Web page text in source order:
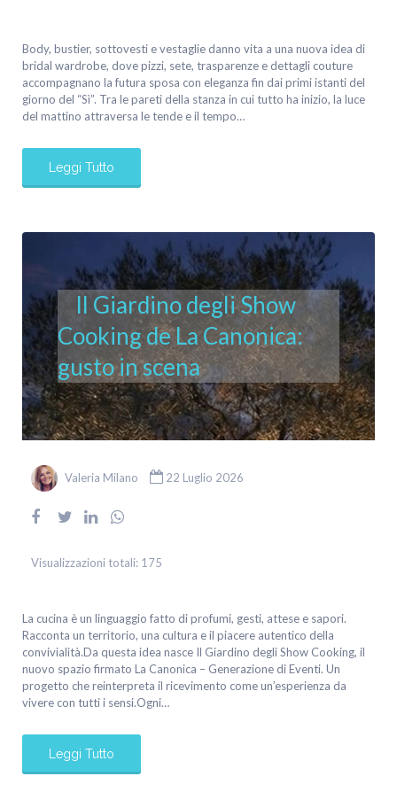
Body, bustier, sottovesti e vestaglie danno vita a una nuova idea di
bridal wardrobe, dove pizzi, sete, trasparenze e dettagli couture
accompagnano la futura sposa con eleganza fin dai primi istanti del
giorno del “Sì”. Tra le pareti della stanza in cui tutto ha inizio, la luce
del mattino attraversa le tende e il tempo…
Leggi Tutto
Il Giardino degli Show
Cooking de La Canonica:
gusto in scena
Valeria Milano 22 Luglio 2026
Visualizzazioni totali: 175
La cucina è un linguaggio fatto di profumi, gesti, attese e sapori.
Racconta un territorio, una cultura e il piacere autentico della
convivialità.Da questa idea nasce Il Giardino degli Show Cooking, il
nuovo spazio firmato La Canonica – Generazione di Eventi. Un
progetto che reinterpreta il ricevimento come un’esperienza da
vivere con tutti i sensi.Ogni…
Leggi Tutto